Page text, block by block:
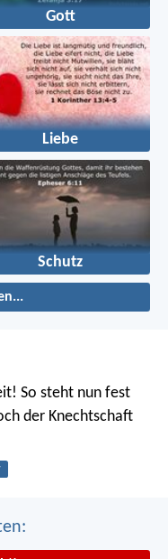
Gott
Liebe
Schutz
So steht nun fest
der Knechtschaft